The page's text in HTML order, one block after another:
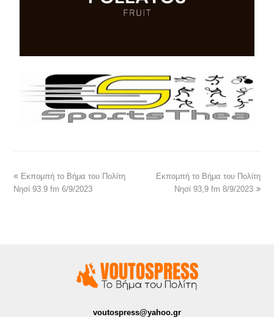
Εκπομπή το Βήμα του Πολίτη
Νησί 93.9 fm 6/9/2023
Εκπομπή το Βήμα του Πολίτη
Νησί 93,9 fm 8/9/2023
voutospress@yahoo.gr